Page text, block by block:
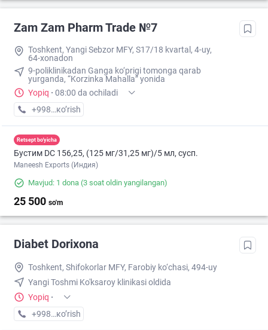
Zam Zam Pharm Trade №7
Toshkent, Yangi Sebzor MFY, S17/18 kvartal, 4-uy,
64-xonadon
9-poliklinikadan Ganga ko‘prigi tomonga qarab
yurganda, “Korzinka Mahalla” yonida
Yopiq · 08:00 da ochiladi
+998 (87) XXX-XX-XX
кo’rish
Retsept bo'yicha
Бустим DС 156,25, (125 мг/31,25 мг)/5 мл, сусп.
Maneesh Exports (Индия)
Mavjud: 1 dona (3 soat oldin yangilangan)
25 500 so'm
Diabet Dorixona
Toshkent, Shifokorlar MFY, Farobiy ko‘chasi, 494-uy
Yangi Toshmi Ko'ksaroy klinikasi oldida
Yopiq ·
+998 (55) XXX-XX-XX
кo’rish